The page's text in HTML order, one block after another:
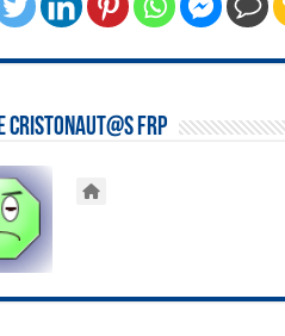
Cristonaut@s FRP